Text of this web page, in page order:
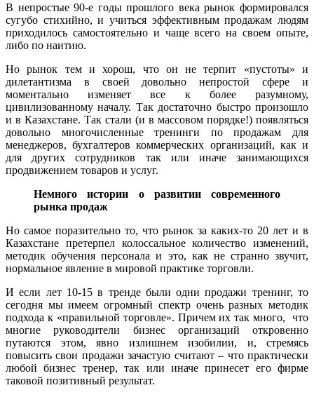
В непростые 90-е годы прошлого века рынок формировался
сугубо стихийно, и учиться эффективным продажам людям
приходилось самостоятельно и чаще всего на своем опыте,
либо по наитию.
Но рынок тем и хорош, что он не терпит «пустоты» и
дилетантизма в своей довольно непростой сфере и
моментально изменяет все к более разумному,
цивилизованному началу. Так достаточно быстро произошло
и в Казахстане. Так стали (и в массовом порядке!) появляться
довольно многочисленные тренинги по продажам для
менеджеров, бухгалтеров коммерческих организаций, как и
для других сотрудников так или иначе занимающихся
продвижением товаров и услуг.
Немного истории о развитии современного
рынка продаж
Но самое поразительно то, что рынок за каких-то 20 лет и в
Казахстане претерпел колоссальное количество изменений,
методик обучения персонала и это, как не странно звучит,
нормальное явление в мировой практике торговли.
И если лет 10-15 в тренде были одни продажи тренинг, то
сегодня мы имеем огромный спектр очень разных методик
подхода к «правильной торговле». Причем их так много, что
многие руководители бизнес организаций откровенно
путаются этом, явно излишнем изобилии, и, стремясь
повысить свои продажи зачастую считают – что практически
любой бизнес тренер, так или иначе принесет его фирме
таковой позитивный результат.